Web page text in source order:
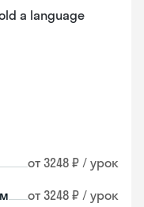
a language
от 3248 ₽ / урок
от 3248 ₽ / урок